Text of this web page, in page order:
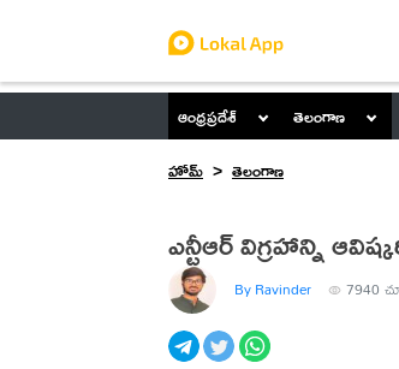
ఆంధ్రప్రదేశ్ తెలంగాణ
హోమ్
తెలంగాణ
ఎన్టీఆర్ విగ్రహాన్ని
By Ravinder 7940